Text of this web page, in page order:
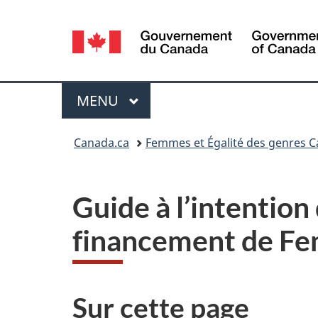
Sélection
de
la
langue
Menu
MENU PRINCIPAL
Canada.ca Femmes et Égalité des genres
Guide à
financement de
Sur cette page